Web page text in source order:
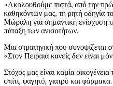
«Ακολουθούμε πιστά, από την
καθηκόντων μας, τη ρητή οδηγία
Μώραλη για σημαντική ενίσχυση
πάταξη των ανισοτήτων.
Μια στρατηγική που
«Στον Πειραιά κανείς δεν είναι
Στόχος μας είναι καμία
σπίτι, φαγητό, γιατρό και φάρμακα.